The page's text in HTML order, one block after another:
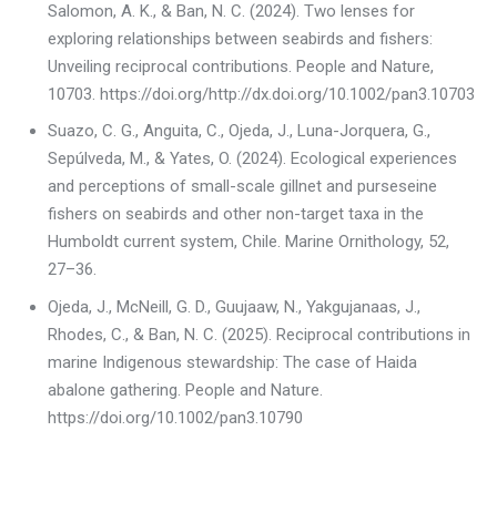
Salomon, A. K., & Ban, N. C. (2024). Two lenses for
exploring relationships between seabirds and fishers:
Unveiling reciprocal contributions. People and Nature,
10703. https://doi.org/http://dx.doi.org/10.1002/pan3.10703
Suazo, C. G., Anguita, C., Ojeda, J., Luna-Jorquera, G.,
Sepúlveda, M., & Yates, O. (2024). Ecological experiences
and perceptions of small-scale gillnet and purseseine
fishers on seabirds and other non-target taxa in the
Humboldt current system, Chile. Marine Ornithology, 52,
27–36.
Ojeda, J., McNeill, G. D., Guujaaw, N., Yakgujanaas, J.,
Rhodes, C., & Ban, N. C. (2025). Reciprocal contributions in
marine Indigenous stewardship: The case of Haida
abalone gathering. People and Nature.
https://doi.org/10.1002/pan3.10790